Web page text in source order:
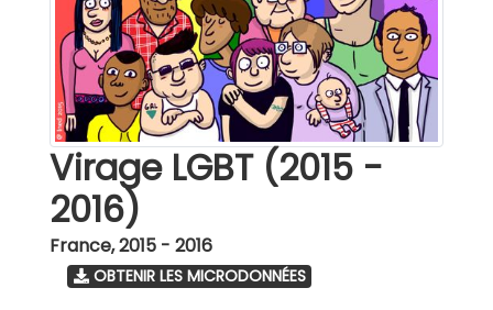
Virage LGBT (2015 -
2016)
France,2015 - 2016
OBTENIR LES MICRODONNÉES